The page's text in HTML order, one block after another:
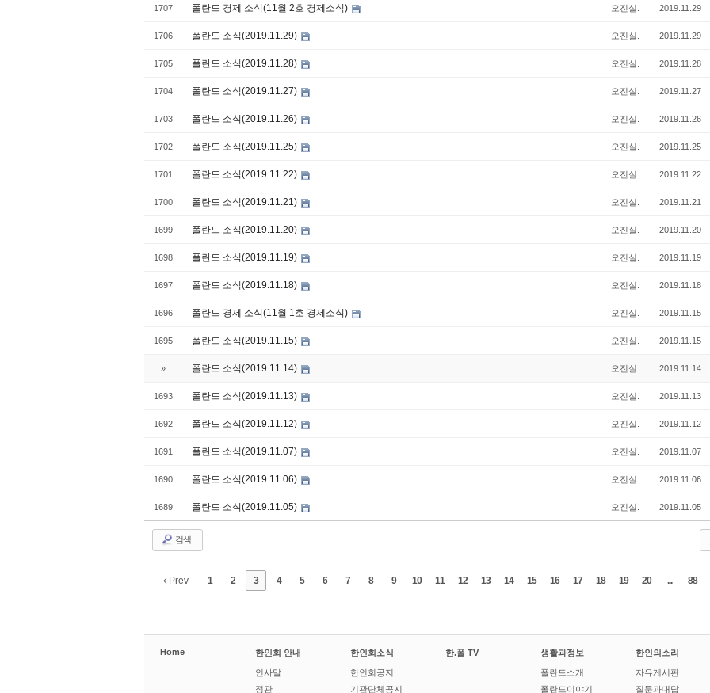
1707 폴란드 경제 소식(11월 2호 경제소식) 오진실. 2019.11.29
1706 폴란드 소식(2019.11.29) 오진실. 2019.11.29
1705 폴란드 소식(2019.11.28) 오진실. 2019.11.28
1704 폴란드 소식(2019.11.27) 오진실. 2019.11.27
1703 폴란드 소식(2019.11.26) 오진실. 2019.11.26
1702 폴란드 소식(2019.11.25) 오진실. 2019.11.25
1701 폴란드 소식(2019.11.22) 오진실. 2019.11.22
1700 폴란드 소식(2019.11.21) 오진실. 2019.11.21
1699 폴란드 소식(2019.11.20) 오진실. 2019.11.20
1698 폴란드 소식(2019.11.19) 오진실. 2019.11.19
1697 폴란드 소식(2019.11.18) 오진실. 2019.11.18
1696 폴란드 경제 소식(11월 1호 경제소식) 오진실. 2019.11.15
1695 폴란드 소식(2019.11.15) 오진실. 2019.11.15
» 폴란드 소식(2019.11.14) 오진실. 2019.11.14
1693 폴란드 소식(2019.11.13) 오진실. 2019.11.13
1692 폴란드 소식(2019.11.12) 오진실. 2019.11.12
1691 폴란드 소식(2019.11.07) 오진실. 2019.11.07
1690 폴란드 소식(2019.11.06) 오진실. 2019.11.06
1689 폴란드 소식(2019.11.05) 오진실. 2019.11.05
검색
Prev 1 2 3 4 5 6 7 8 9 10 11 12 13 14 15 16 17 18 19 20 ... 88
Home 한인회 안내
인사말
정관
한인회소식
한인회공지
기관단체공지
한.폴 TV 생활과정보
폴란드소개
폴란드이야기
한인의소리
자유게시판
질문과대답